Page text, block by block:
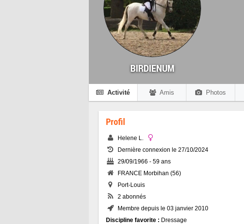
BIRDIENUM
Activité Amis Photos
Profil
Helene L.
Dernière connexion le 27/10/2024
29/09/1966 - 59 ans
FRANCE Morbihan (56)
Port-Louis
2 abonnés
Membre depuis le 03 janvier 2010
Discipline favorite : Dressage